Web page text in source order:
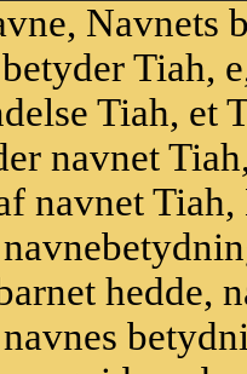
Navnets
Tiah,
Tiah, et
navnet
navnet
hedde,